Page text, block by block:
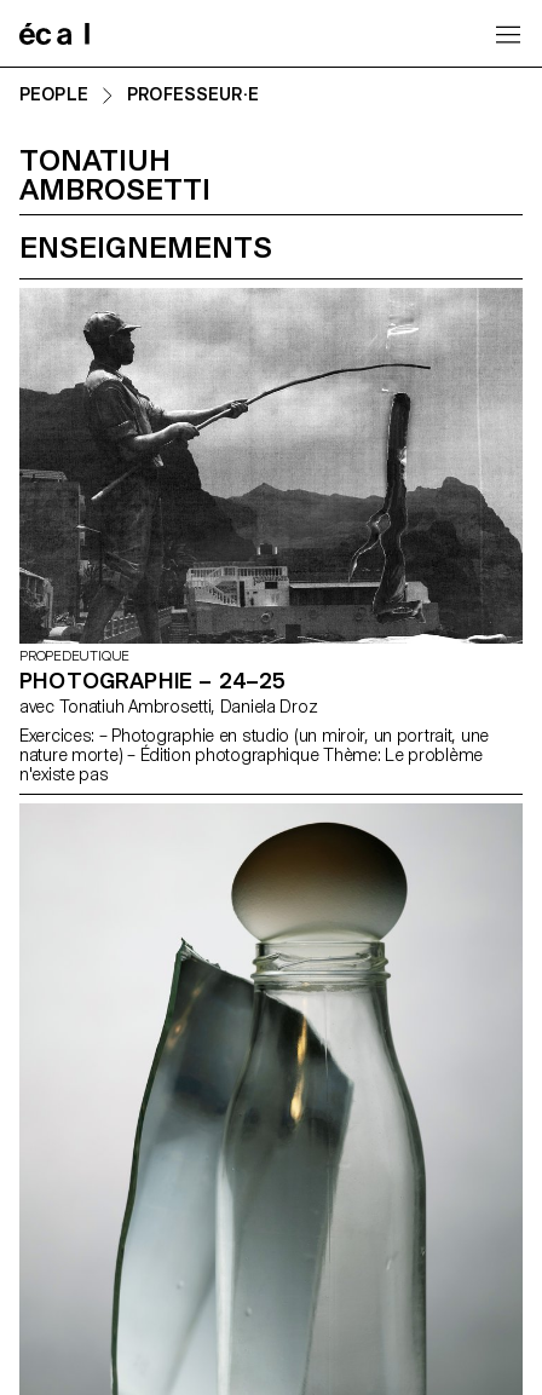
PEOPLE PROFESSEUR·E
TONATIUH
AMBROSETTI
ENSEIGNEMENTS
PROPEDEUTIQUE
PHOTOGRAPHIE – 24–25
avec Tonatiuh Ambrosetti, Daniela Droz
Exercices: – Photographie en studio (un miroir, un portrait, une
nature morte) – Édition photographique Thème: Le problème
n'existe pas